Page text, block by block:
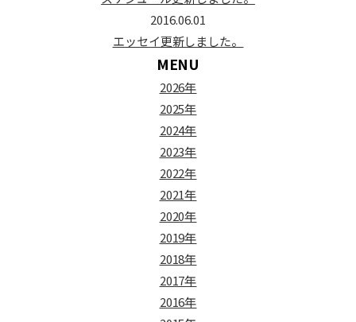
2016.06.01
エッセイ更新しました。
MENU
2026年
2025年
2024年
2023年
2022年
2021年
2020年
2019年
2018年
2017年
2016年